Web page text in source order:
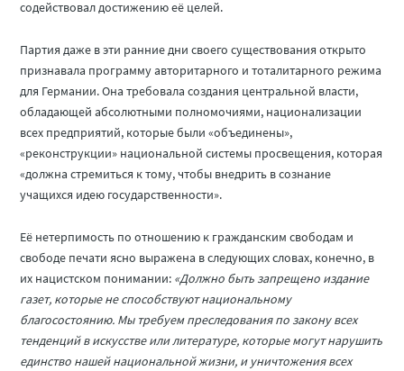
содействовал достижению её целей.
Партия даже в эти ранние дни своего существования открыто
признавала программу авторитарного и тоталитарного режима
для Германии. Она требовала создания центральной власти,
обладающей абсолютными полномочиями, национализации
всех предприятий, которые были «объединены»,
«реконструкции» национальной системы просвещения, которая
«должна стремиться к тому, чтобы внедрить в сознание
учащихся идею государственности».
Её нетерпимость по отношению к гражданским свободам и
свободе печати ясно выражена в следующих словах, конечно, в
их нацистском понимании: «Должно быть запрещено издание
газет, которые не способствуют национальному
благосостоянию. Мы требуем преследования по закону всех
тенденций в искусстве или литературе, которые могут нарушить
единство нашей национальной жизни, и уничтожения всех